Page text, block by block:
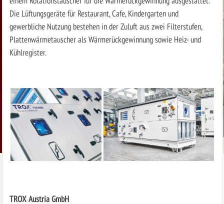
Die Lüftungsgeräte für Restaurant, Cafe, Kindergarten und
gewerbliche Nutzung bestehen in der Zuluft aus zwei Filterstufen,
Plattenwärmetauscher als Wärmerückgewinnung sowie Heiz- und
Kühlregister.
TROX Austria GmbH